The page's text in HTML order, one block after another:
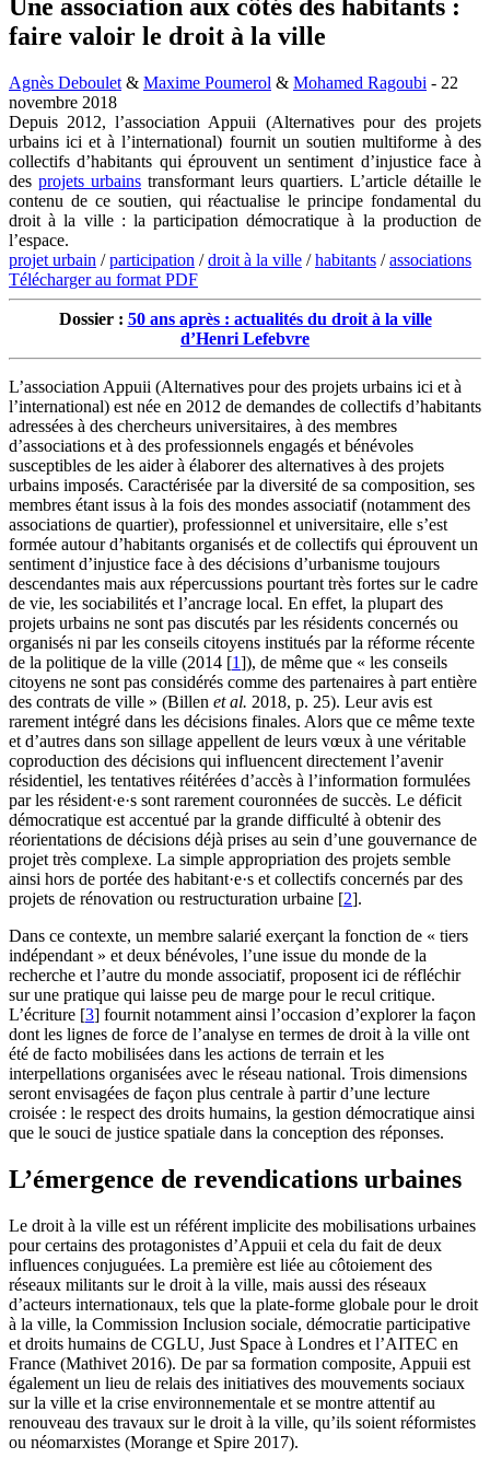
Une association aux côtés des habitants :
faire valoir le droit à la ville
Agnès Deboulet & Maxime Poumerol & Mohamed Ragoubi - 22
novembre 2018
Depuis 2012, l’association Appuii (Alternatives pour des projets
urbains ici et à l’international) fournit un soutien multiforme à des
collectifs d’habitants qui éprouvent un sentiment d’injustice face à
des projets urbains transformant leurs quartiers. L’article détaille le
contenu de ce soutien, qui réactualise le principe fondamental du
droit à la ville : la participation démocratique à la production de
l’espace.
projet urbain /participation /droit à la ville /habitants /associations
Télécharger au format PDF
Dossier : 50 ans après : actualités du droit à la ville
d’Henri Lefebvre
L’association Appuii (Alternatives pour des projets urbains ici et à
l’international) est née en 2012 de demandes de collectifs d’habitants
adressées à des chercheurs universitaires, à des membres
d’associations et à des professionnels engagés et bénévoles
susceptibles de les aider à élaborer des alternatives à des projets
urbains imposés. Caractérisée par la diversité de sa composition, ses
membres étant issus à la fois des mondes associatif (notamment des
associations de quartier), professionnel et universitaire, elle s’est
formée autour d’habitants organisés et de collectifs qui éprouvent un
sentiment d’injustice face à des décisions d’urbanisme toujours
descendantes mais aux répercussions pourtant très fortes sur le cadre
de vie, les sociabilités et l’ancrage local. En effet, la plupart des
projets urbains ne sont pas discutés par les résidents concernés ou
organisés ni par les conseils citoyens institués par la réforme récente
de la politique de la ville (2014 [1]), de même que « les conseils
citoyens ne sont pas considérés comme des partenaires à part entière
des contrats de ville » (Billen et al. 2018, p. 25). Leur avis est
rarement intégré dans les décisions finales. Alors que ce même texte
et d’autres dans son sillage appellent de leurs vœux à une véritable
coproduction des décisions qui influencent directement l’avenir
résidentiel, les tentatives réitérées d’accès à l’information formulées
par les résident·e·s sont rarement couronnées de succès. Le déficit
démocratique est accentué par la grande difficulté à obtenir des
réorientations de décisions déjà prises au sein d’une gouvernance de
projet très complexe. La simple appropriation des projets semble
ainsi hors de portée des habitant·e·s et collectifs concernés par des
projets de rénovation ou restructuration urbaine [2].
Dans ce contexte, un membre salarié exerçant la fonction de « tiers
indépendant » et deux bénévoles, l’une issue du monde de la
recherche et l’autre du monde associatif, proposent ici de réfléchir
sur une pratique qui laisse peu de marge pour le recul critique.
L’écriture [3] fournit notamment ainsi l’occasion d’explorer la façon
dont les lignes de force de l’analyse en termes de droit à la ville ont
été de facto mobilisées dans les actions de terrain et les
interpellations organisées avec le réseau national. Trois dimensions
seront envisagées de façon plus centrale à partir d’une lecture
croisée : le respect des droits humains, la gestion démocratique ainsi
que le souci de justice spatiale dans la conception des réponses.
L’émergence de revendications urbaines
Le droit à la ville est un référent implicite des mobilisations urbaines
pour certains des protagonistes d’Appuii et cela du fait de deux
influences conjuguées. La première est liée au côtoiement des
réseaux militants sur le droit à la ville, mais aussi des réseaux
d’acteurs internationaux, tels que la plate-forme globale pour le droit
à la ville, la Commission Inclusion sociale, démocratie participative
et droits humains de CGLU, Just Space à Londres et l’AITEC en
France (Mathivet 2016). De par sa formation composite, Appuii est
également un lieu de relais des initiatives des mouvements sociaux
sur la ville et la crise environnementale et se montre attentif au
renouveau des travaux sur le droit à la ville, qu’ils soient réformistes
ou néomarxistes (Morange et Spire 2017).